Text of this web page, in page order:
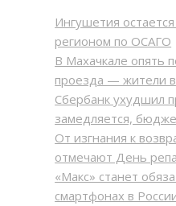
Ингушетия
регионом по ОСАГО
В Махачкале опять
проезда — жители
Сбербанк ухудшил
замедляется,
От изгнания к
отмечают День
«Макс» станет
смартфонах в